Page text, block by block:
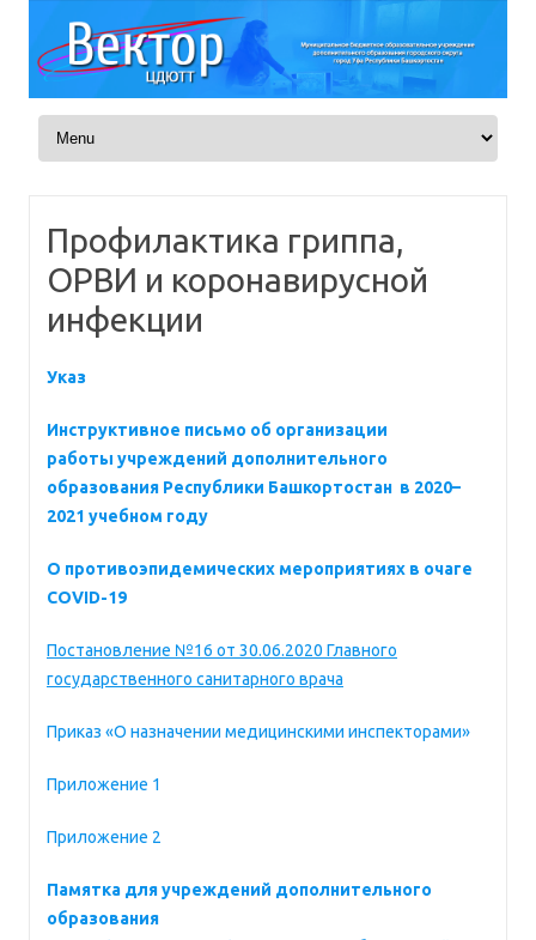
Профилактика гриппа,
ОРВИ и коронавирусной
инфекции
Указ
Инструктивное письмо об организации
работы учреждений дополнительного
образования Республики Башкортостан в 2020–
2021 учебном году
О противоэпидемических мероприятиях в очаге
COVID-19
Постановление №16 от 30.06.2020 Главного
государственного санитарного врача
Приказ «О назначении медицинскими инспекторами»
Приложение 1
Приложение 2
Памятка для учреждений дополнительного
образования